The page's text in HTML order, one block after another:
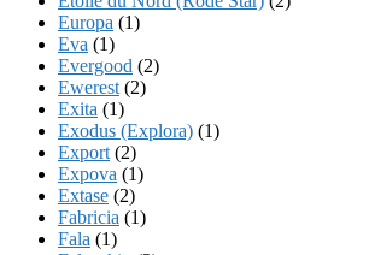
Europa (1)
Eva (1)
Evergood (2)
Ewerest (2)
Exita (1)
Exodus (Explora) (1)
Export (2)
Expova (1)
Extase (2)
Fabricia (1)
Fala (1)